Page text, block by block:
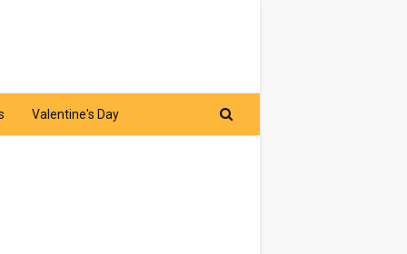
Valentine's Day